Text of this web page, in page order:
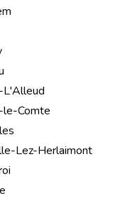
L'Alleud
le-Comte
Lez-Herlaimont